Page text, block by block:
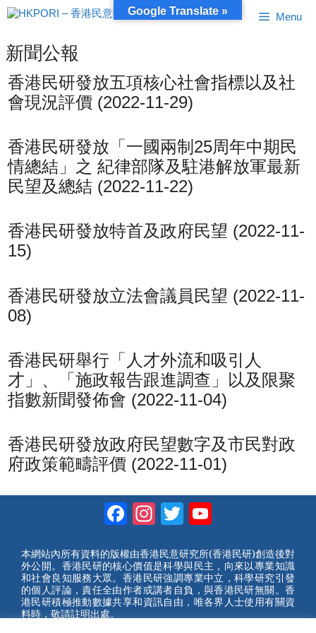
跳
至
容
Menu
新聞公報
香港民研發放五項核心社會指標以及社
會現況評價 (2022-11-29)
香港民研發放「一國兩制25周年中期民
情總結」之 紀律部隊及駐港解放軍最新
民望及總結 (2022-11-22)
香港民研發放特首及政府民望 (2022-11-
15)
香港民研發放立法會議員民望 (2022-11-
08)
香港民研舉行「人才外流和吸引人
才」、「施政報告跟進調查」以及限聚
指數新聞發佈會 (2022-11-04)
香港民研發放政府民望數字及市民對政
府政策範疇評價 (2022-11-01)
Facebook
Instagram
Twitter
本網站內所有資料的版權由香港民意研究所(香港民研)創造後對
外公開。香港民研的核心價值是科學與民主，向來以專業知識
和社會良知服務大眾。香港民研強調專業中立，科學研究引發
的個人評論，責任全由作者或講者自負，與香港民研無關。香
港民研積極推動數據共享和資訊自由，唯各界人士使用有關資
料時，敬請註明出處。
Google Translate »